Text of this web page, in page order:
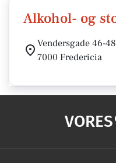
Alkohol- og
Vendersgade 46-48
7000 Fredericia
VORES